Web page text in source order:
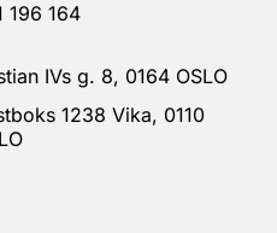
196 164
IVs g. 8, 0164 OSLO
1238 Vika, 0110